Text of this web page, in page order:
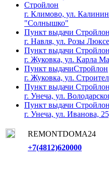
Стройлон
г. Климово, ул.
"Солнышко"
Пункт выдачи Стройлон
г. Навля, ул. Розы
Пункт выдачи Стройлон
г. Жуковка, ул. Карла
Пункт выдачиСтройлон
г. Жуковка, ул.
Пункт выдачи Стройлон
г. Унеча, ул.
Пункт выдачи Стройлон
г. Унеча, ул. Иванова,
REMONTDOMA24
+7(4812)620000